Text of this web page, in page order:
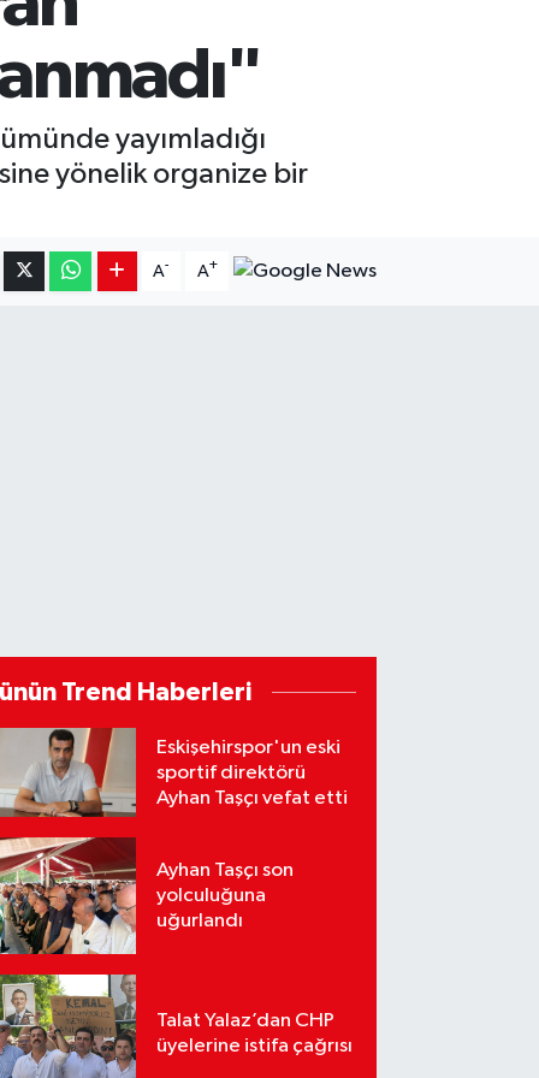
yayımladığı
yönelik organize bir
A- A+
Trend Haberleri
Eskişehirspor'un eski
sportif direktörü
Ayhan Taşçı vefat etti
Ayhan Taşçı son
yolculuğuna
uğurlandı
Talat Yalaz’dan CHP
üyelerine istifa çağrısı